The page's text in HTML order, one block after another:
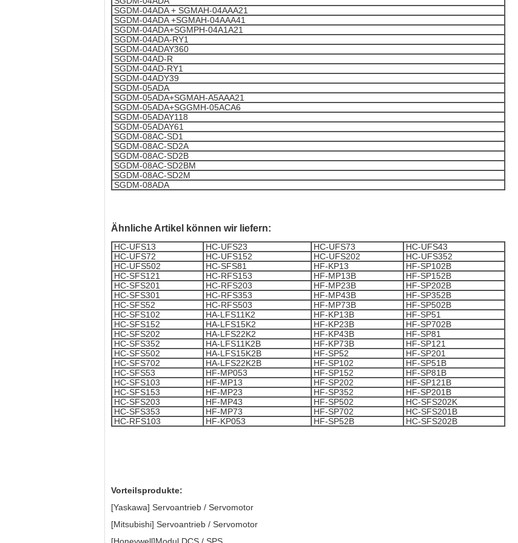
SGDM-04ADA + SGMAH-04AAA21
SGDM-04ADA +SGMAH-04AAA41
SGDM-04ADA+SGMPH-04A1A21
SGDM-04ADA-RY1
SGDM-04ADAY360
SGDM-04AD-R
SGDM-04AD-RY1
SGDM-04ADY39
SGDM-05ADA
SGDM-05ADA+SGMAH-A5AAA21
SGDM-05ADA+SGGMH-05ACA6
SGDM-05ADAY118
SGDM-05ADAY61
SGDM-08AC-SD1
SGDM-08AC-SD2A
SGDM-08AC-SD2B
SGDM-08AC-SD2BM
SGDM-08AC-SD2M
SGDM-08ADA
Ähnliche Artikel können wir liefern:
HC-UFS13 HC-UFS23 HC-UFS73
HC-UFS43
HC-UFS72
HC-UFS152 HC-UFS202
HC-UFS352
HC-UFS502
HC-SFS81 HF-KP13
HF-SP102B
HC-SFS121
HC-RFS153 HF-MP13B
HF-SP152B
HC-SFS201
HC-RFS203 HF-MP23B
HF-SP202B
HC-SFS301
HC-RFS353 HF-MP43B
HF-SP352B
HC-SFS52
HC-RFS503 HF-MP73B
HF-SP502B
HC-SFS102
HA-LFS11K2 HF-KP13B
HF-SP51
HC-SFS152
HA-LFS15K2 HF-KP23B
HF-SP702B
HC-SFS202
HA-LFS22K2 HF-KP43B
HF-SP81
HC-SFS352
HA-LFS11K2B HF-KP73B
HF-SP121
HC-SFS502
HA-LFS15K2B HF-SP52
HF-SP201
HC-SFS702
HA-LFS22K2B HF-SP102
HF-SP51B
HC-SFS53
HF-MP053 HF-SP152
HF-SP81B
HC-SFS103
HF-MP13 HF-SP202
HF-SP121B
HC-SFS153
HF-MP23 HF-SP352
HF-SP201B
HC-SFS203
HF-MP43 HF-SP502
HC-SFS202K
HC-SFS353
HF-MP73 HF-SP702
HC-SFS201B
HC-RFS103
HF-KP053 HF-SP52B HC-SFS202B
Vorteilsprodukte:
[Yaskawa] Servoantrieb / Servomotor
[Mitsubishi] Servoantrieb / Servomotor